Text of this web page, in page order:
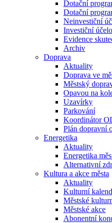
Dotační
Dotační
Neinvestiční
Investiční
Evidence
Archiv
Doprava
Aktuality
Doprava ve
Městský
Opavou na
Uzavírky
Parkování
Koordinátor
Plán dopravní
Energetika
Aktuality
Energetika
Alternativní
Kultura a akce města
Aktuality
Kulturní
Městské
Městské akce
Abonentní